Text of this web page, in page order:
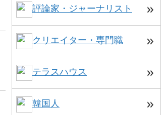
評論家・ジャーナリスト
クリエイター・専門職
テラスハウス
韓国人